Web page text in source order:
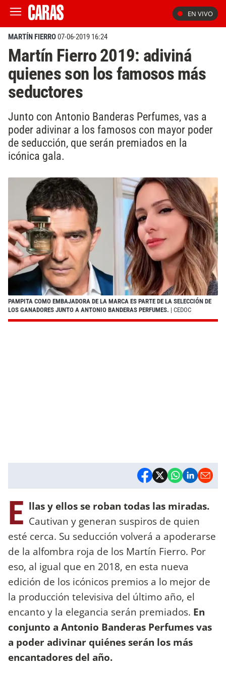
EN VIVO
MARTÍN FIERRO07-06-2019 16:24
Martín Fierro 2019: adiviná
quienes son los famosos más
seductores
Junto con Antonio Banderas Perfumes, vas a
poder adivinar a los famosos con mayor poder
de seducción, que serán premiados en la
icónica gala.
PAMPITA COMO EMBAJADORA DE LA MARCA ES PARTE DE LA SELECCIÓN DE
LOS GANADORES JUNTO A ANTONIO BANDERAS PERFUMES. | CEDOC
E llas y ellos se roban todas las miradas.
Cautivan y generan suspiros de quien
esté cerca. Su seducción volverá a apoderarse
de la alfombra roja de los Martín Fierro. Por
eso, al igual que en 2018, en esta nueva
edición de los icónicos premios a lo mejor de
la producción televisiva del último año, el
encanto y la elegancia serán premiados. En
conjunto a Antonio Banderas Perfumes vas
a poder adivinar quiénes serán los más
encantadores del año.